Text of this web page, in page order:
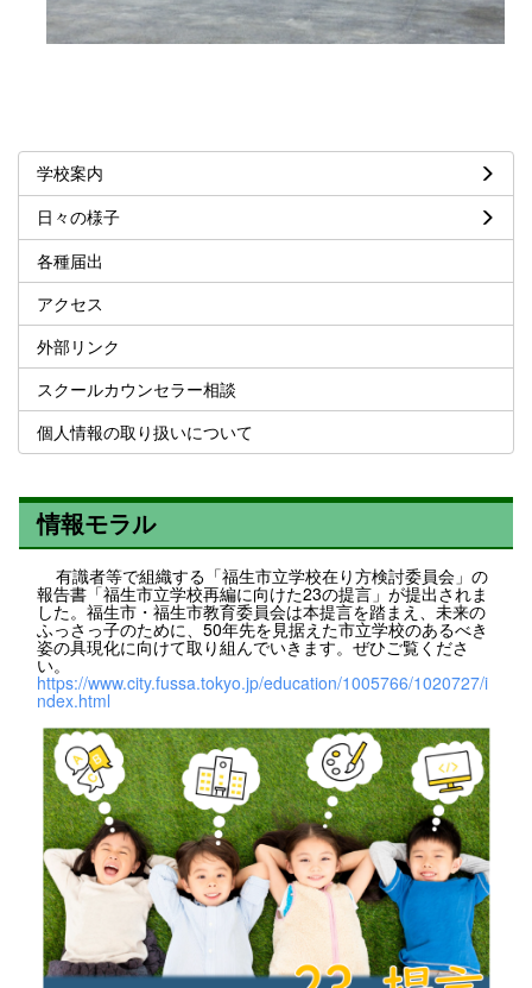
学校案内
日々の様子
各種届出
アクセス
外部リンク
スクールカウンセラー相談
個人情報の取り扱いについて
情報モラル
有識者等で組織する「福生市立学校在り方検討委員会」の
報告書「福生市立学校再編に向けた23の提言」が提出されま
した。福生市・福生市教育委員会は本提言を踏まえ、未来の
ふっさっ子のために、50年先を見据えた市立学校のあるべき
姿の具現化に向けて取り組んでいきます。ぜひご覧くださ
い。
https://www.city.fussa.tokyo.jp/education/1005766/1020727/i
ndex.html